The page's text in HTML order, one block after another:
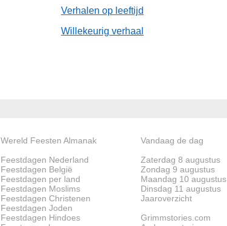
Verhalen op leeftijd
Willekeurig verhaal
Wereld Feesten Almanak
Feestdagen Nederland
Feestdagen België
Feestdagen per land
Feestdagen Moslims
Feestdagen Christenen
Feestdagen Joden
Feestdagen Hindoes
Vandaag de dag
Zaterdag 8 augustus
Zondag 9 augustus
Maandag 10 augustus
Dinsdag 11 augustus
Jaaroverzicht
Grimmstories.com